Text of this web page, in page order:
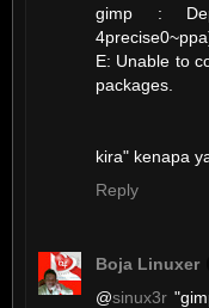
gimp :
E: Unable to
packages.
kira" kenapa
Reply
Boja Linuxer
@sinux3r